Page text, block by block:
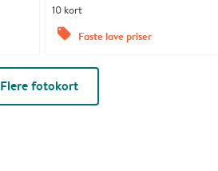
10 kort
offers Faste lave priser
Flere fotokort